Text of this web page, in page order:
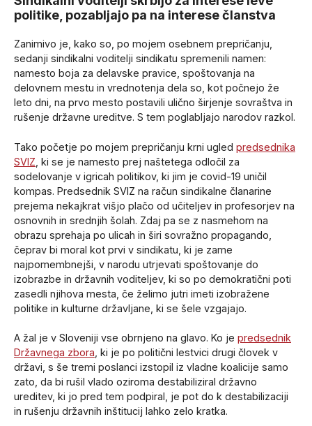
politike, pozabljajo pa na interese članstva
Zanimivo je, kako so, po mojem osebnem prepričanju,
sedanji sindikalni voditelji sindikatu spremenili namen:
namesto boja za delavske pravice, spoštovanja na
delovnem mestu in vrednotenja dela so, kot počnejo že
leto dni, na prvo mesto postavili ulično širjenje sovraštva in
rušenje državne ureditve. S tem poglabljajo narodov razkol.
Tako početje po mojem prepričanju krni ugled predsednika
SVIZ , ki se je namesto prej naštetega odločil za
sodelovanje v igricah politikov, ki jim je covid-19 uničil
kompas. Predsednik SVIZ na račun sindikalne članarine
prejema nekajkrat višjo plačo od učiteljev in profesorjev na
osnovnih in srednjih šolah. Zdaj pa se z nasmehom na
obrazu sprehaja po ulicah in širi sovražno propagando,
čeprav bi moral kot prvi v sindikatu, ki je zame
najpomembnejši, v narodu utrjevati spoštovanje do
izobrazbe in državnih voditeljev, ki so po demokratični poti
zasedli njihova mesta, če želimo jutri imeti izobražene
politike in kulturne državljane, ki se šele vzgajajo.
A žal je v Sloveniji vse obrnjeno na glavo. Ko je predsednik
Državnega zbora, ki je po politični lestvici drugi človek v
državi, s še tremi poslanci izstopil iz vladne koalicije samo
zato, da bi rušil vlado oziroma destabiliziral državno
ureditev, ki jo pred tem podpiral, je pot do k destabilizaciji
in rušenju državnih inštitucij lahko zelo kratka.